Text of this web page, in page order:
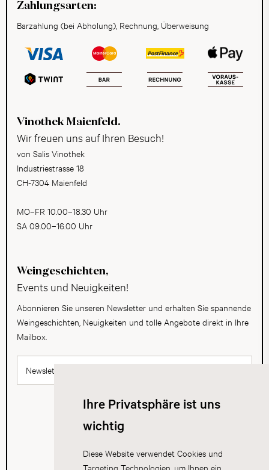
Ihre Privatsphäre ist uns
wichtig
Diese Website verwendet Cookies und
Targeting Technologien, um Ihnen ein
Zahlungsarten:
Barzahlung (bei Abholung), Rechnung, Überweisung
Vinothek Maienfeld.
Wir freuen uns auf Ihren Besuch!
von Salis Vinothek
Industriestrasse 18
CH-7304 Maienfeld
MO–FR 10.00–18.30 Uhr
SA 09.00–16.00 Uhr
Weingeschichten,
Events und Neuigkeiten!
Abonnieren Sie unseren Newsletter und erhalten Sie spannende
Weingeschichten, Neuigkeiten und tolle Angebote direkt in Ihre
Mailbox.
Newsletter abonnieren